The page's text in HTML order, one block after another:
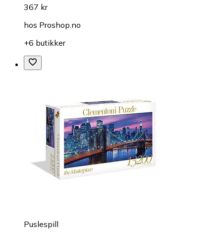
367 kr
hos Proshop.no
+6 butikker
Puslespill